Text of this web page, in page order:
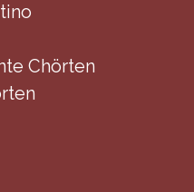
Chörten